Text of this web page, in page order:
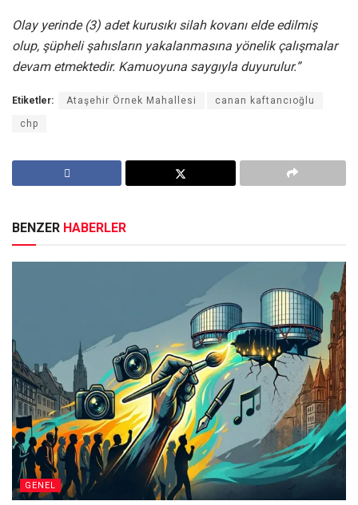
Olay yerinde (3) adet kurusıkı silah kovanı elde edilmiş
olup, şüpheli şahısların yakalanmasına yönelik çalışmalar
devam etmektedir. Kamuoyuna saygıyla duyurulur.”
Etiketler: Ataşehir Örnek Mahallesi canan kaftancıoğlu
chp
BENZER HABERLER
GENEL